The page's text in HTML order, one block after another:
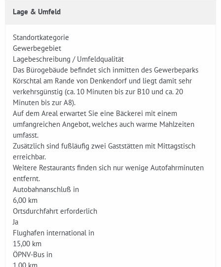
Lage & Umfeld
Standortkategorie
Gewerbegebiet
Lagebeschreibung / Umfeldqualität
Das Bürogebäude befindet sich inmitten des Gewerbeparks
Körschtal am Rande von Denkendorf und liegt damit sehr
verkehrsgünstig (ca. 10 Minuten bis zur B10 und ca. 20
Minuten bis zur A8).
Auf dem Areal erwartet Sie eine Bäckerei mit einem
umfangreichen Angebot, welches auch warme Mahlzeiten
umfasst.
Zusätzlich sind fußläufig zwei Gaststätten mit Mittagstisch
erreichbar.
Weitere Restaurants finden sich nur wenige Autofahrminuten
entfernt.
Autobahnanschluß in
6,00 km
Ortsdurchfahrt erforderlich
Ja
Flughafen international in
15,00 km
ÖPNV-Bus in